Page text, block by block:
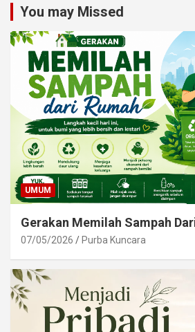
You may Missed
UMUM
Gerakan Memilah Sampah
07/05/2026 Purba Kuncara